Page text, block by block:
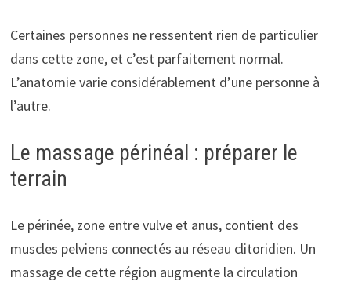
Certaines personnes ne ressentent rien de particulier
dans cette zone, et c’est parfaitement normal.
L’anatomie varie considérablement d’une personne à
l’autre.
Le massage périnéal : préparer le
terrain
Le périnée, zone entre vulve et anus, contient des
muscles pelviens connectés au réseau clitoridien. Un
massage de cette région augmente la circulation